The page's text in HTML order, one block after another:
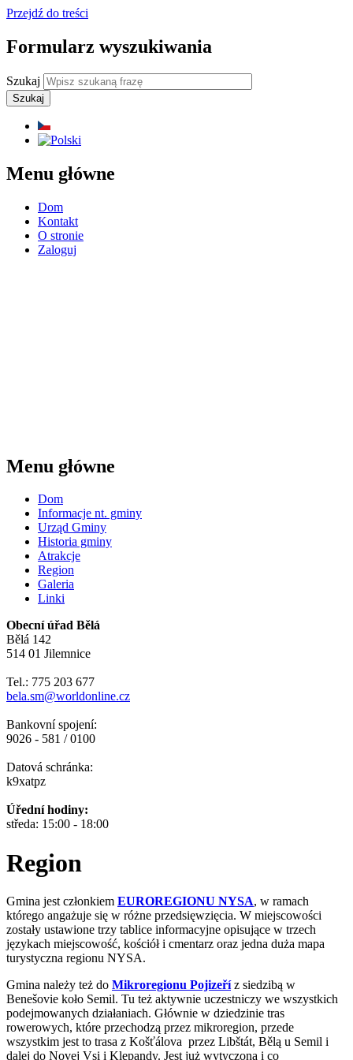
Przejdź do treści
Formularz wyszukiwania
Szukaj
Menu główne
Dom
Kontakt
O stronie
Zaloguj
Menu główne
Dom
Informacje nt. gminy
Urząd Gminy
Historia gminy
Atrakcje
Region
Galeria
Linki
Obecní úřad Bělá
Bělá 142
514 01 Jilemnice
Tel.: 775 203 677
bela.sm@worldonline.cz
Bankovní spojení:
9026 - 581 / 0100
Datová schránka:
k9xatpz
Úřední hodiny:
středa: 15:00 - 18:00
Region
Gmina jest członkiem EUROREGIONU NYSA, w ramach
którego angażuje się w różne przedsięwzięcia. W miejscowości
zostały ustawione trzy tablice informacyjne opisujące w trzech
językach miejscowość, kościół i cmentarz oraz jedna duża mapa
turystyczna regionu NYSA.
Gmina należy też do Mikroregionu Pojizeříz siedzibą w
Benešovie koło Semil. Tu też aktywnie uczestniczy we wszystkich
podejmowanych działaniach. Głównie w dziedzinie tras
rowerowych, które przechodzą przez mikroregion, przede
wszystkim jest to trasa z Košťálova przez Libštát, Bělą u Semil i
dalej do Novej Vsi i Klepandy. Jest już wytyczona i co